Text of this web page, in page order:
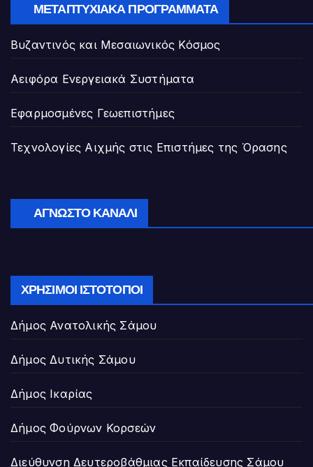
ΜΕΤΑΠΤΥΧΙΑΚΆ ΠΡΟΓΡΆΜΜΑΤΑ
Βυζαντινός και Μεσαιωνικός Κόσμος
Αειφόρα Ενεργειακά Συστήματα
Εφαρμοσμένες Γεωεπιστήμες
Τεχνολογίες Αιχμής στις Επιστήμες της Όρασης
ΆΓΝΩΣΤΟ ΚΑΝΆΛΙ
ΧΡΉΣΙΜΟΙ ΙΣΤΌΤΟΠΟΙ
Δήμος Ανατολικής Σάμου
Δήμος Δυτικής Σάμου
Δήμος Ικαρίας
Δήμος Φούρνων Κορσεών
Διεύθυνση Δευτεροβάθμιας Εκπαίδευσης Σάμου